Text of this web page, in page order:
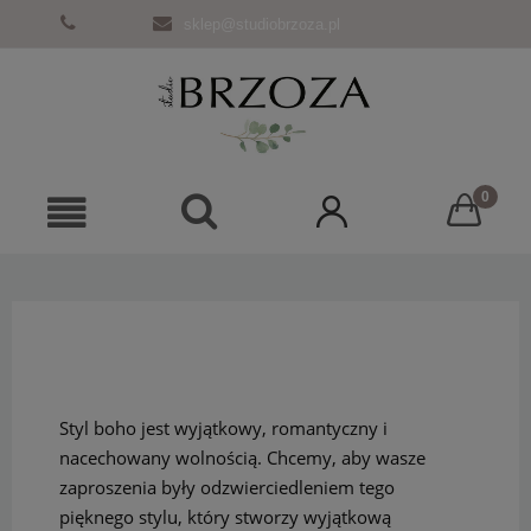
Styl boho jest wyjątkowy, romantyczny i
nacechowany wolnością. Chcemy, aby wasze
zaproszenia były odzwierciedleniem tego
pięknego stylu, który stworzy wyjątkową